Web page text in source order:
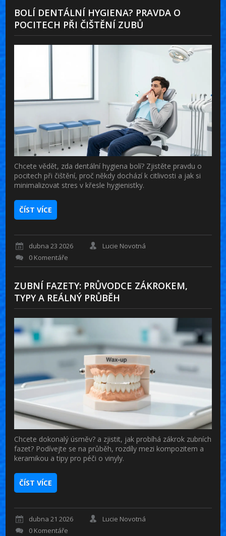
BOLÍ DENTÁLNÍ HYGIENA? PRAVDA O
POCITECH PŘI ČIŠTĚNÍ ZUBŮ
Chcete vědět, zda dentální hygiena bolí? Zjistěte pravdu o
pocitech při čištění, proč někdy dochází k citlivosti a jak si
minimalizovat stres v křesle hygienistky.
ČÍST VÍCE
dubna 23 2026
Lucie Novotná
0 Komentáře
ZUBNÍ FAZETY: PRŮVODCE ZÁKROKEM,
TYPY A REÁLNÝ PRŮBĚH
Chcete dokonalý úsměv? a zjistit, jak probíhá zákrok zubních
fazet? Podívejte se na průběh, rozdíly mezi kompozitem a
keramikou a tipy pro péči o vinyly.
ČÍST VÍCE
dubna 21 2026
Lucie Novotná
0 Komentáře